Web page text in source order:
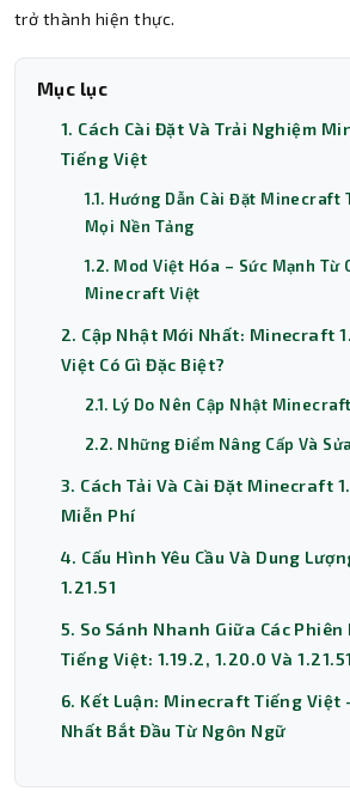
trở thành hiện thực.
Mục lục
1. Cách Cài Đặt Và Trải Nghiệm
Tiếng Việt
1.1. Hướng Dẫn Cài Đặt Minecraft
Mọi Nền Tảng
1.2. Mod Việt Hóa – Sức Mạnh Từ
Minecraft Việt
2. Cập Nhật Mới Nhất: Minecraft
Việt Có Gì Đặc Biệt?
2.1. Lý Do Nên Cập Nhật Minecraft
2.2. Những Điểm Nâng Cấp Và
3. Cách Tải Và Cài Đặt Minecraft
Miễn Phí
4. Cấu Hình Yêu Cầu Và Dung
1.21.51
5. So Sánh Nhanh Giữa Các
Tiếng Việt: 1.19.2, 1.20.0 Và 1.21.51
6. Kết Luận: Minecraft Tiếng Việt
Nhất Bắt Đầu Từ Ngôn Ngữ